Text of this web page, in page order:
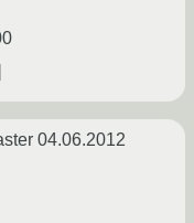
04.06.2012